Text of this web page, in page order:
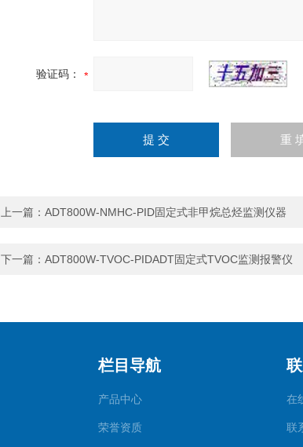
验证码：
上一篇： ADT800W-NMHC-PID固定式非甲烷总烃监测仪器
下一篇： ADT800W-TVOC-PIDADT固定式TVOC监测报警仪
栏目导航
产品中心
荣誉资质
在
联